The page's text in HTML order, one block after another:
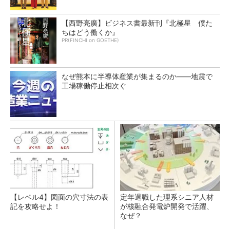
【西野亮廣】ビジネス書最新刊『北極星 僕た
ちはどう働くか』
PR(FINCHI on GOETHE)
なぜ熊本に半導体産業が集まるのか――地震で
工場稼働停止相次ぐ
【レベル4】図面の穴寸法の表
記を攻略せよ！
定年退職した理系シニア人材
が核融合発電炉開発で活躍、
なぜ？